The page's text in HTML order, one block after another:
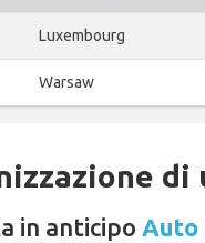
Luxembourg
Warsaw
di
in anticipo Auto